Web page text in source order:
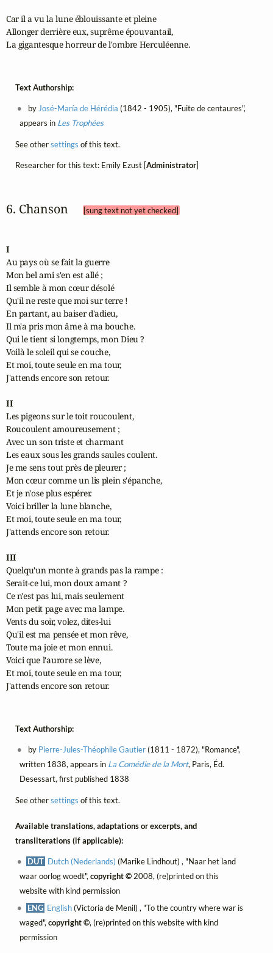
Car il a vu la lune éblouissante et pleine
Allonger derrière eux, suprême épouvantail,
La gigantesque horreur de l'ombre Herculéenne.
Text Authorship:
byJosé-María de Hérédia (1842 - 1905), "Fuite de centaures",
appears in Les Trophées
See othersettings of this text.
Researcher for this text: Emily Ezust [Administrator]
6. Chanson [sung text not yet checked]
I
Au pays où se fait la guerre
Mon bel ami s'en est allé ;
Il semble à mon cœur désolé
Qu'il ne reste que moi sur terre !
En partant, au baiser d'adieu,
Il m'a pris mon âme à ma bouche.
Qui le tient si longtemps, mon Dieu ?
Voilà le soleil qui se couche,
Et moi, toute seule en ma tour,
J'attends encore son retour.
II
Les pigeons sur le toit roucoulent,
Roucoulent amoureusement ;
Avec un son triste et charmant
Les eaux sous les grands saules coulent.
Je me sens tout près de pleurer ;
Mon cœur comme un lis plein s'épanche,
Et je n'ose plus espérer.
Voici briller la lune blanche,
Et moi, toute seule en ma tour,
J'attends encore son retour.
III
Quelqu'un monte à grands pas la rampe :
Serait-ce lui, mon doux amant ?
Ce n'est pas lui, mais seulement
Mon petit page avec ma lampe.
Vents du soir, volez, dites-lui
Qu'il est ma pensée et mon rêve,
Toute ma joie et mon ennui.
Voici que l'aurore se lève,
Et moi, toute seule en ma tour,
J'attends encore son retour.
Text Authorship:
by Pierre-Jules-Théophile Gautier(1811 - 1872), "Romance",
written 1838, appears in La Comédie de la Mort, Paris, Éd.
Desessart, first published 1838
See othersettings of this text.
Available translations, adaptations or excerpts, and
transliterations (if applicable):
DUT Dutch (Nederlands) (Marike Lindhout) , "Naar het land
waar oorlog woedt", copyright ©2008, (re)printed on this
website with kind permission
ENG English(Victoria de Menil) , "To the country where war is
waged", copyright ©, (re)printed on this website with kind
permission